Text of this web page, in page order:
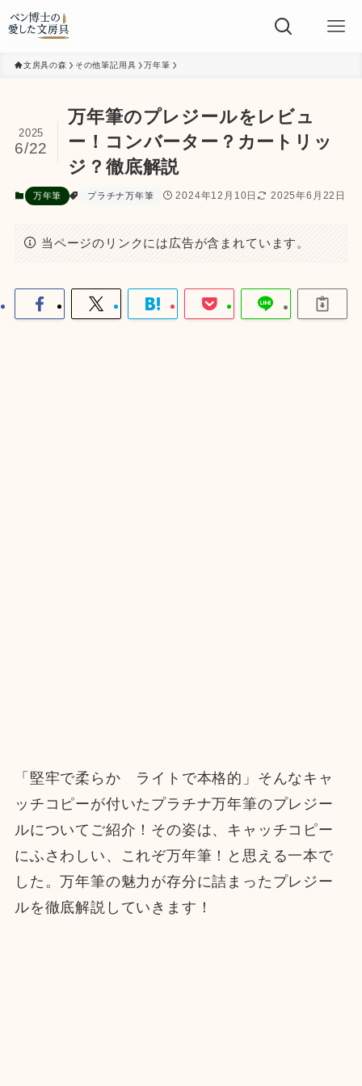
文房具の森 その他筆記用具 万年筆
万年筆のプレジールをレビュ
ー！コンバーター？カートリッ
ジ？徹底解説
2025
6/22
万年筆 プラチナ万年筆 2024年12月10日 2025年6月22日
当ページのリンクには広告が含まれています。
「堅牢で柔らか ライトで本格的」そんなキャ
ッチコピーが付いたプラチナ万年筆のプレジー
ルについてご紹介！その姿は、キャッチコピー
にふさわしい、これぞ万年筆！と思える一本で
した。万年筆の魅力が存分に詰まったプレジー
ルを徹底解説していきます！